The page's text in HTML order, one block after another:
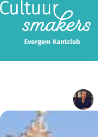
2026 door de